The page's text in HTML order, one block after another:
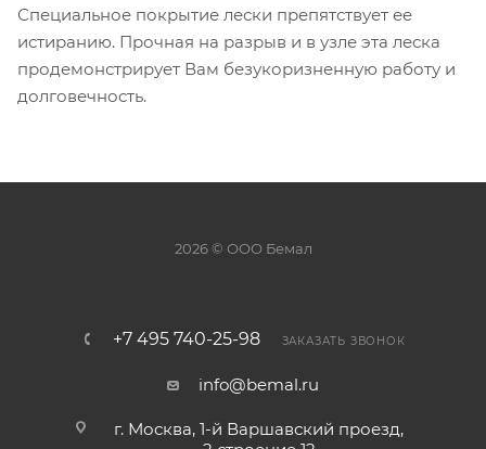
Специальное покрытие лески препятствует ее
истиранию. Прочная на разрыв и в узле эта леска
продемонстрирует Вам безукоризненную работу и
долговечность.
2026 © ООО Бемал
+7 495 740-25-98 ЗАКАЗАТЬ ЗВОНОК
info@bemal.ru
г. Москва, 1-й Варшавский проезд,